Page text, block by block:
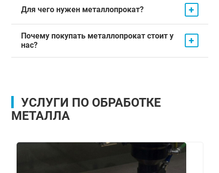
Для чего нужен металлопрокат? +
Почему покупать металлопрокат стоит у
нас?
+
УСЛУГИ ПО ОБРАБОТКЕ
МЕТАЛЛА